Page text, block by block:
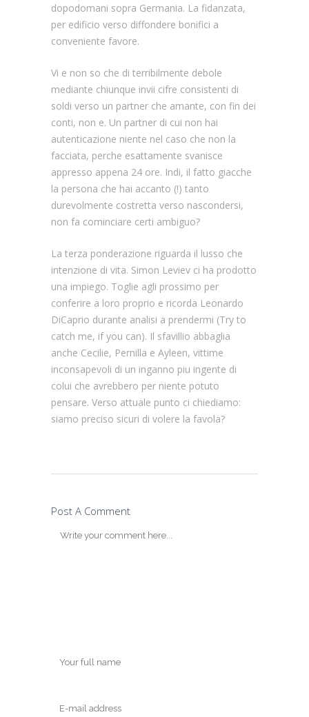
dopodomani sopra Germania. La fidanzata,
per edificio verso diffondere bonifici a
conveniente favore.
Vi e non so che di terribilmente debole
mediante chiunque invii cifre consistenti di
soldi verso un partner che amante, con fin dei
conti, non e. Un partner di cui non hai
autenticazione niente nel caso che non la
facciata, perche esattamente svanisce
appresso appena 24 ore. Indi, il fatto giacche
la persona che hai accanto (!) tanto
durevolmente costretta verso nascondersi,
non fa cominciare certi ambiguo?
La terza ponderazione riguarda il lusso che
intenzione di vita. Simon Leviev ci ha prodotto
una impiego. Toglie agli prossimo per
conferire a loro proprio e ricorda Leonardo
DiCaprio durante analisi a prendermi (Try to
catch me, if you can). Il sfavillio abbaglia
anche Cecilie, Pernilla e Ayleen, vittime
inconsapevoli di un inganno piu ingente di
colui che avrebbero per niente potuto
pensare. Verso attuale punto ci chiediamo:
siamo preciso sicuri di volere la favola?
Post A Comment